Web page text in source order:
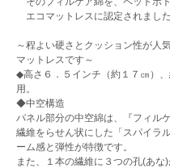
エコマットレスに認定されました
～程よい硬さとクッション性が人
マットレスです～
◆高さ６．５インチ（約１７㎝）
用。
◆中空構造
パネル部分の中空綿は、『フィル
繊維をらせん状にした「スパイラ
ーム感と弾性が特徴です。
また、１本の繊維に３つの孔(あ